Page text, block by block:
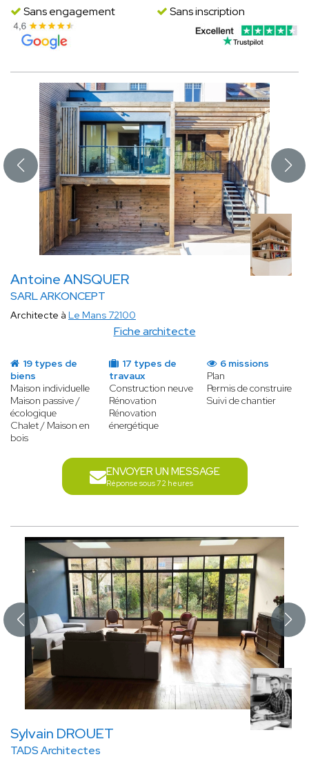
Sans engagement
Sans inscription
Antoine ANSQUER
SARL ARKONCEPT
Fiche architecte
Architecte à Le Mans 72100
19 types de
biens
Maison individuelle
Maison passive /
écologique
Chalet / Maison en
bois
17 types de
travaux
Construction neuve
Rénovation
Rénovation
énergétique
6 missions
Plan
Permis de construire
Suivi de chantier
ENVOYER UN MESSAGE
Réponse sous 72 heures
Sylvain DROUET
TADS Architectes